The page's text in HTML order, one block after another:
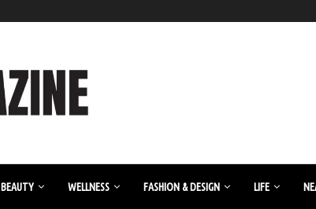
BEAUTY WELLNESS FASHION & DESIGN LIFE